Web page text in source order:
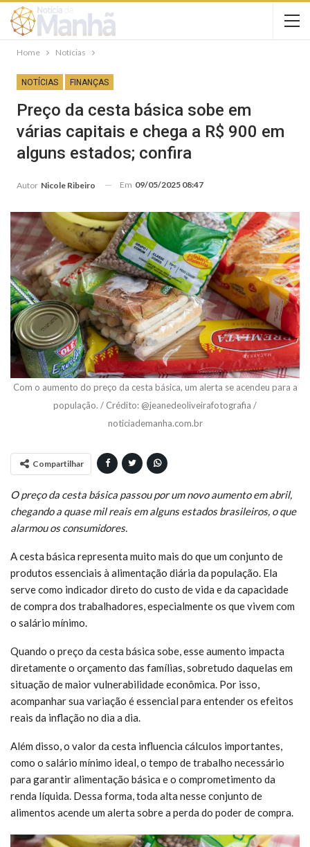
Home Notícias
NOTÍCIAS FINANÇAS
Preço da cesta básica sobe em
várias capitais e chega a R$ 900 em
alguns estados; confira
Autor Nicole Ribeiro Em 09/05/2025 08:47
Com o aumento do preço da cesta básica, um alerta se acendeu para a
população. / Crédito: @jeanedeoliveirafotografia /
noticiademanha.com.br
Compartilhar
O preço da cesta básica passou por um novo aumento em abril,
chegando a quase mil reais em alguns estados brasileiros, o que
alarmou os consumidores.
A cesta básica representa muito mais do que um conjunto de
produtos essenciais à alimentação diária da população. Ela
serve como indicador direto do custo de vida e da capacidade
de compra dos trabalhadores, especialmente os que vivem com
o salário mínimo.
Quando o preço da cesta básica sobe, esse aumento impacta
diretamente o orçamento das famílias, sobretudo daquelas em
situação de maior vulnerabilidade econômica. Por isso,
acompanhar sua variação é essencial para entender os efeitos
reais da inflação no dia a dia.
Além disso, o valor da cesta influencia cálculos importantes,
como o salário mínimo ideal, o tempo de trabalho necessário
para garantir alimentação básica e o comprometimento da
renda líquida. Dessa forma, toda alta nesse conjunto de
alimentos acende um alerta sobre a perda do poder de compra.